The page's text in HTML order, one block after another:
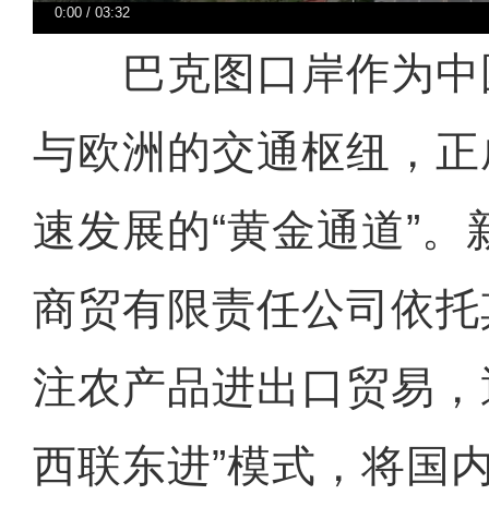
0:00 /03:32
巴克图口岸作为中
与欧洲的交通枢纽，
速发展的“黄金通道”
商贸有限责任公司依
注农产品进出口贸易
西联东进”模式，将国